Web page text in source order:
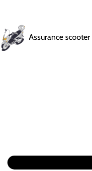
Assurance scooter